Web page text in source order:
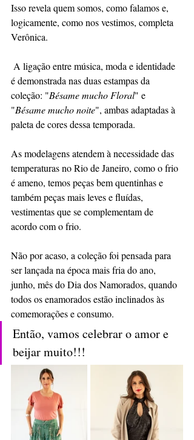
Isso revela quem somos, como falamos e,
logicamente, como nos vestimos, completa
Verônica.
é demonstrada nas duas estampas da
coleção: "Bésame mucho Floral" e
"Bésame mucho noite", ambas adaptadas à
paleta de cores dessa temporada.
As modelagens atendem à necessidade das
temperaturas no Rio de Janeiro, como o frio
é ameno, temos peças bem quentinhas e
também peças mais leves e fluídas,
vestimentas que se complementam de
acordo com o frio.
Não por acaso, a coleção foi pensada para
ser lançada na época mais fria do ano,
junho, mês do Dia dos Namorados, quando
todos os enamorados estão inclinados às
comemorações e consumo.
Então, vamos celebrar o amor e
beijar muito!!!